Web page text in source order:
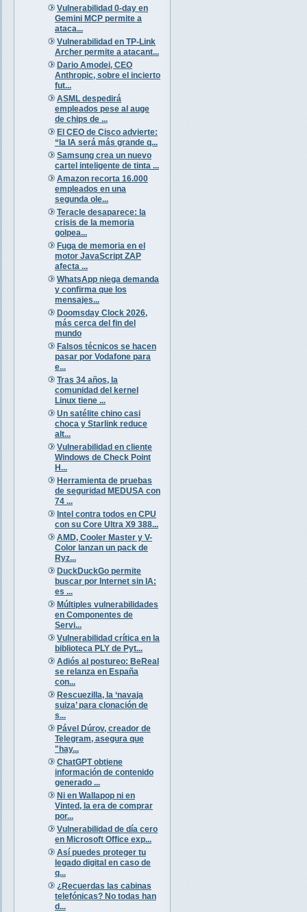
Vulnerabilidad 0-day en
Gemini MCP permite a
ataca...
Vulnerabilidad en TP-Link
Archer permite a atacant...
Dario Amodei, CEO
Anthropic, sobre el incierto
fut...
ASML despedirá
empleados pese al auge
de chips de ...
El CEO de Cisco advierte:
“la IA será más grande q...
Samsung crea un nuevo
cartel inteligente de tinta ...
Amazon recorta 16.000
empleados en una
segunda ole...
Teracle desaparece: la
crisis de la memoria
golpea...
Fuga de memoria en el
motor JavaScript ZAP
afecta ...
WhatsApp niega demanda
y confirma que los
mensajes...
Doomsday Clock 2026,
más cerca del fin del
mundo
Falsos técnicos se hacen
pasar por Vodafone para
e...
Tras 34 años, la
comunidad del kernel
Linux tiene ...
Un satélite chino casi
choca y Starlink reduce
alt...
Vulnerabilidad en cliente
Windows de Check Point
H...
Herramienta de pruebas
de seguridad MEDUSA con
74 ...
Intel contra todos en CPU
con su Core Ultra X9 388...
AMD, Cooler Master y V-
Color lanzan un pack de
Ryz...
DuckDuckGo permite
buscar por Internet sin IA:
es ...
Múltiples vulnerabilidades
en Componentes de
Servi...
Vulnerabilidad crítica en la
biblioteca PLY de Pyt...
Adiós al postureo: BeReal
se relanza en España
con...
Rescuezilla, la ‘navaja
suiza’ para clonación de
s...
Pável Dúrov, creador de
Telegram, asegura que
"hay...
ChatGPT obtiene
información de contenido
generado ...
Ni en Wallapop ni en
Vinted, la era de comprar
por...
Vulnerabilidad de día cero
en Microsoft Office exp...
Así puedes proteger tu
legado digital en caso de
q...
¿Recuerdas las cabinas
telefónicas? No todas han
d...